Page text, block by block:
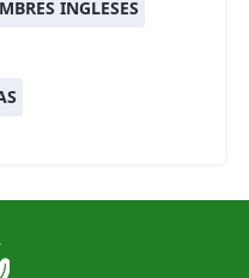
INGLESES